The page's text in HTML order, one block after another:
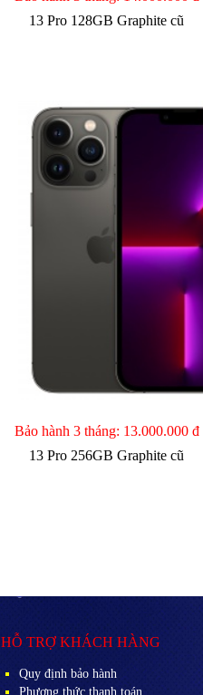
13 Pro 128GB Graphite cũ
Bảo hành 3 tháng: 13.000.000 đ
13 Pro 256GB Graphite cũ
HỖ TRỢ KHÁCH HÀNG
Quy định bảo hành
Phương thức thanh toán